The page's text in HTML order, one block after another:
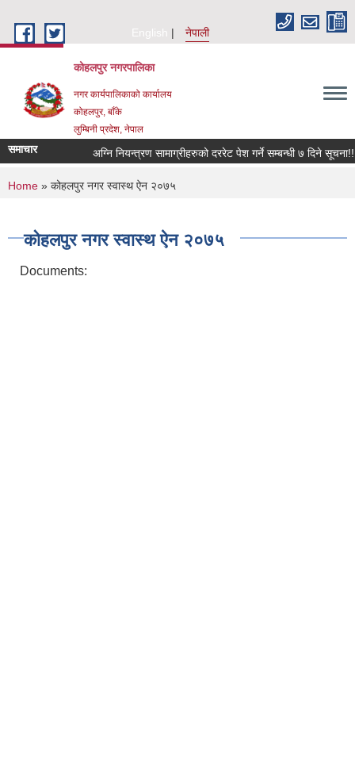
English
नेपाली
कोहलपुर नगरपालिका
नगर कार्यपालिकाको कार्यालय
कोहलपुर, बाँके
लुम्बिनी प्रदेश, नेपाल
समाचार
You are here
Home » कोहलपुर नगर स्वास्थ ऐन २०७५
कोहलपुर नगर स्वास्थ ऐन २०७५
Documents: